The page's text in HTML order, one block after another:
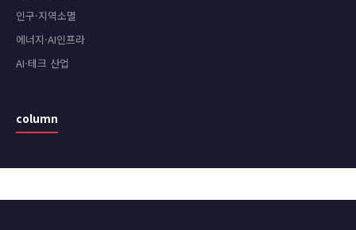
인구·지역소멸
에너지·AI인프라
AI·테크 산업
column